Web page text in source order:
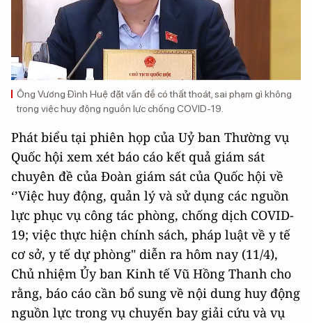
Ông Vương Đình Huệ đặt vấn đề có thất thoát, sai phạm gì không
trong việc huy động nguồn lực chống COVID-19.
Phát biểu tại phiên họp của Uỷ ban Thường vụ
Quốc hội xem xét báo cáo kết quả giám sát
chuyên đề của Đoàn giám sát của Quốc hội về
‘’Việc huy động, quản lý và sử dụng các nguồn
lực phục vụ công tác phòng, chống dịch COVID-
19; việc thực hiện chính sách, pháp luật về y tế
cơ sở, y tế dự phòng" diễn ra hôm nay (11/4),
Chủ nhiệm Ủy ban Kinh tế Vũ Hồng Thanh cho
rằng, báo cáo cần bổ sung về nội dung huy động
nguồn lực trong vụ chuyến bay giải cứu và vụ